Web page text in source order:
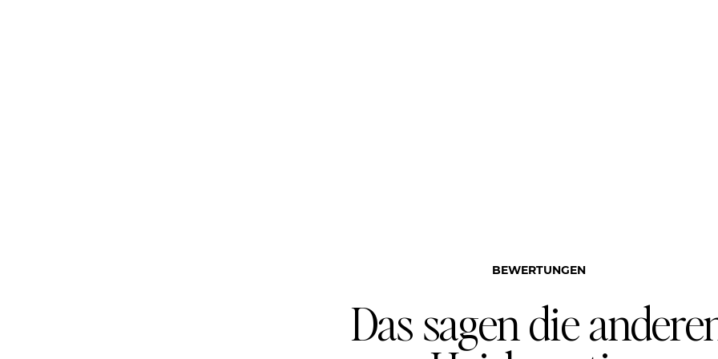
BEWERTUNGEN
Das sagen die